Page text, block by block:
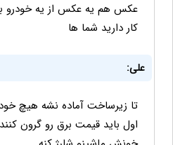
عکس هم یه عکس از یه خودرو
کار دارید شما ها
علی:
تا زیرساخت آماده نشه هیچ
اول باید قیمت برق رو گرون